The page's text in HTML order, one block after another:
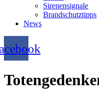
Sirenensignale
Brandschutztipps
News